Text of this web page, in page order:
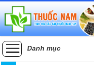
Danh mục